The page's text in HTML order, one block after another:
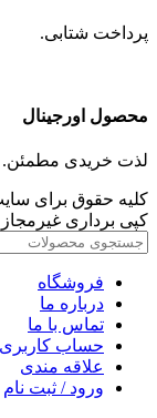
پرداخت شتابی.
محصول اورجینال
لذت خریدی مطمئن.
کلیه حقوق برای
کپی برداری
فروشگاه
درباره ما
تماس با ما
حساب
علاقه مندی
ورود / ثبت نام